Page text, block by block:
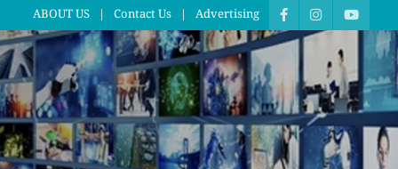
ABOUT US Contact Us Advertising